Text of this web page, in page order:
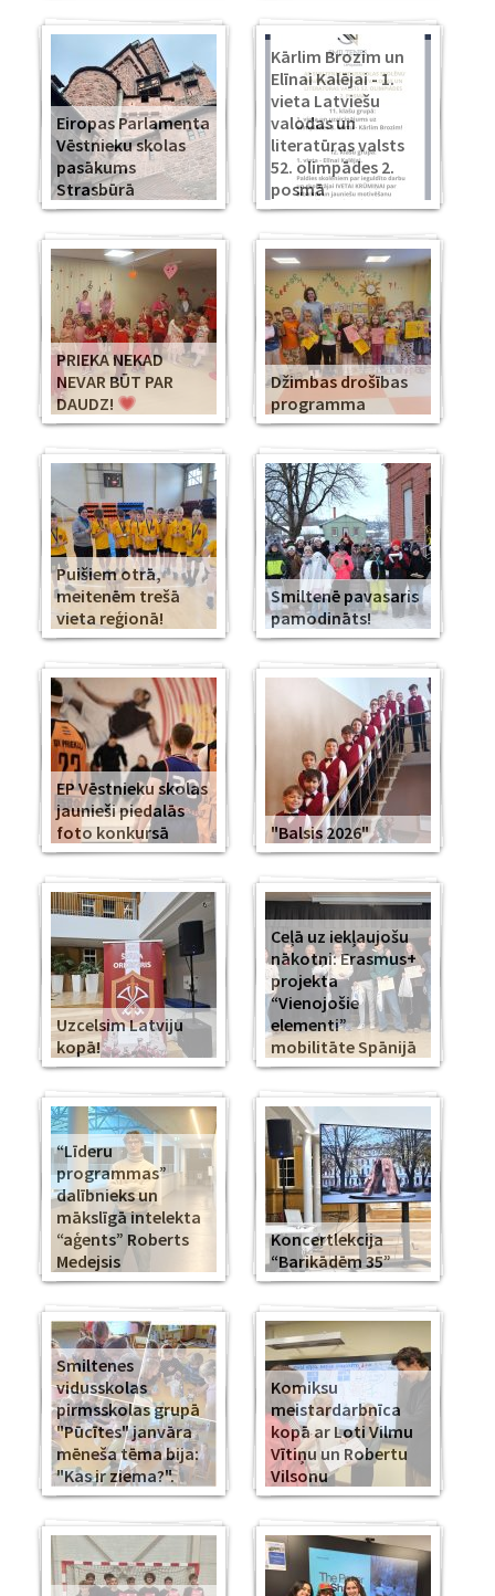
Eiropas Parlamenta
Vēstnieku skolas
pasākums
Strasbūrā
Kārlim Brozim un
Elīnai Kalējai - 1.
vieta Latviešu
valodas un
literatūras valsts
52. olimpādes 2.
posmā
PRIEKA NEKAD
NEVAR BŪT PAR
DAUDZ!
Džimbas drošības
programma
Puišiem otrā,
meitenēm trešā
vieta reģionā!
Smiltenē pavasaris
pamodināts!
EP Vēstnieku skolas
jaunieši piedalās
foto konkursā
"Balsis 2026"
Uzcelsim Latviju
kopā!
Ceļā uz iekļaujošu
nākotni: Erasmus+
projekta
“Vienojošie
elementi”
mobilitāte Spānijā
“Līderu
programmas”
dalībnieks un
mākslīgā intelekta
“aģents” Roberts
Medejsis
Koncertlekcija
“Barikādēm 35”
Smiltenes
vidusskolas
pirmsskolas grupā
"Pūcītes" janvāra
mēneša tēma bija:
"Kas ir ziema?".
Komiksu
meistardarbnīca
kopā ar Loti Vilmu
Vītiņu un Robertu
Vilsonu